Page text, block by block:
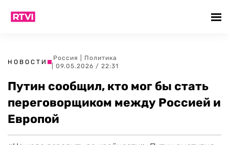
НОВОСТИ
Россия
Политика
| 09.05.2026 / 22:31
Путин сообщил, кто мог бы стать
переговорщиком между Россией и
Европой